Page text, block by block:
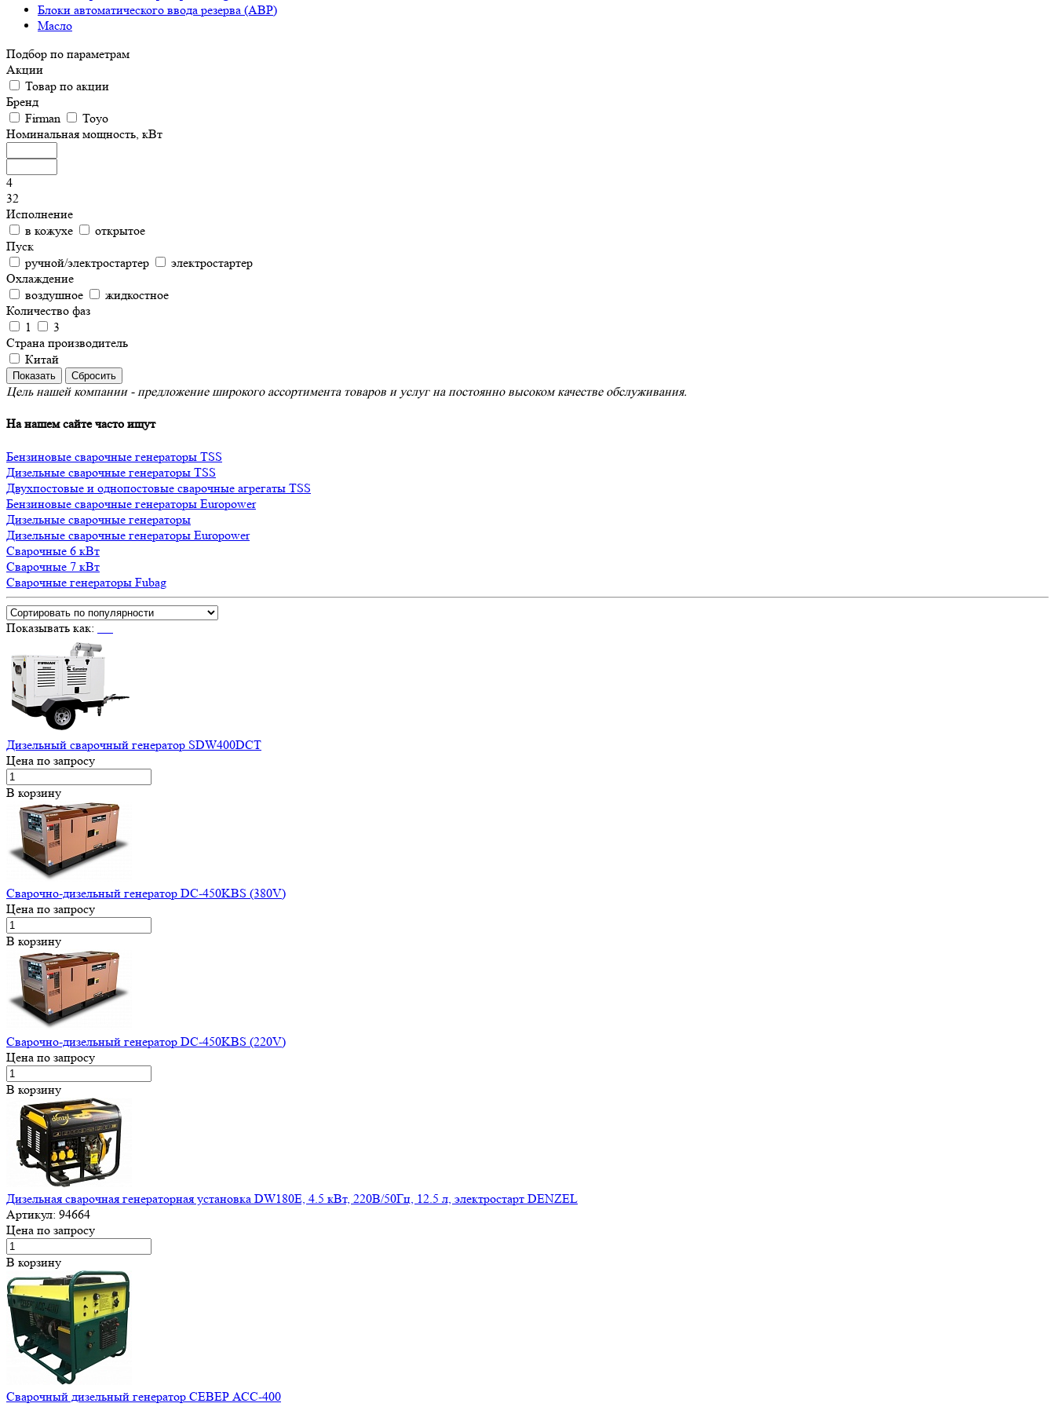
Блоки автоматического ввода резерва (АВР)
Масло
Подбор по параметрам
Акции
Товар по акции
Бренд
Firman
Toyo
Номинальная мощность, кВт
4
32
Исполнение
в кожухе
открытое
Пуск
ручной/электростартер
электростартер
Охлаждение
воздушное
жидкостное
Количество фаз
1
3
Страна производитель
Китай
Цель нашей компании - предложение широкого ассортимента товаров и услуг на постоянно высоком качестве обслуживания.
На нашем сайте часто ищут
Бензиновые сварочные генераторы TSS
Дизельные сварочные генераторы TSS
Двухпостовые и однопостовые сварочные агрегаты TSS
Бензиновые сварочные генераторы Europower
Дизельные сварочные генераторы
Дизельные сварочные генераторы Europower
Сварочные 6 кВт
Сварочные 7 кВт
Сварочные генераторы Fubag
Показывать как:
Дизельный сварочный генератор SDW400DCT
Цена по запросу
В корзину
Сварочно-дизельный генератор DC-450KBS (380V)
Цена по запросу
В корзину
Сварочно-дизельный генератор DC-450KBS (220V)
Цена по запросу
В корзину
Дизельная сварочная генераторная установка DW180Е, 4.5 кВт, 220В/50Гц, 12.5 л, электростарт DENZEL
Артикул: 94664
Цена по запросу
В корзину
Сварочный дизельный генератор СЕВЕР АСС-400